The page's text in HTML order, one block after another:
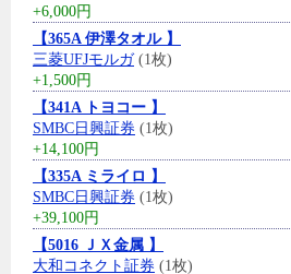
+6,000円
【365A 伊澤タオル 】
三菱UFJモルガ(1枚)
+1,500円
【341A トヨコー 】
SMBC日興証券 (1枚)
+14,100円
【335A ミライロ 】
SMBC日興証券 (1枚)
+39,100円
【5016 ＪＸ金属 】
大和コネクト証券 (1枚)